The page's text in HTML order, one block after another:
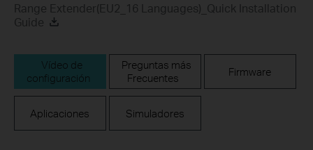
Range Extender(EU2_16 Languages)_Quick Installation
Guide
Vídeo de
configuración
Preguntas más
Frecuentes
Firmware
Aplicaciones Simuladores